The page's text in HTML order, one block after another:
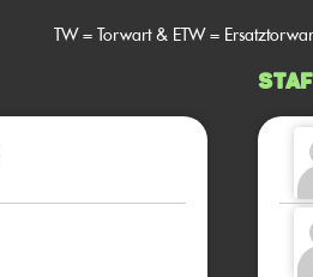
TW = Torwart & ETW =